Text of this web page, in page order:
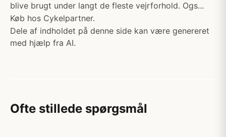
blive brugt under langt de fleste vejrforhold. Ogs...
Køb hos Cykelpartner.
Dele af indholdet på denne side kan være genereret
med hjælp fra AI.
Ofte stillede spørgsmål